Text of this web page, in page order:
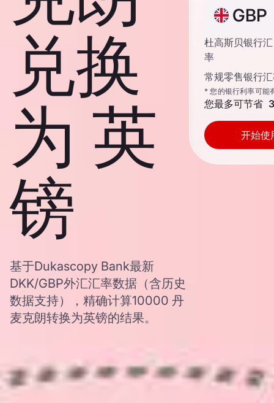
兑换
为 英
镑
基于Dukascopy Bank最新
DKK/GBP外汇汇率数据（含历史
数据支持），精确计算10000 丹
麦克朗转换为英镑的结果。
GBP
杜高斯贝银行汇
率
常规零售银行
* 您的银行利率可能
您最多可节省
开始使